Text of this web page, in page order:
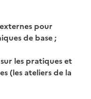
pour
de base ;
les pratiques et
(les ateliers de la